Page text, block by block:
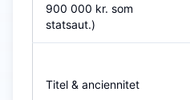
900 000 kr. som
statsaut.)
Titel & anciennitet